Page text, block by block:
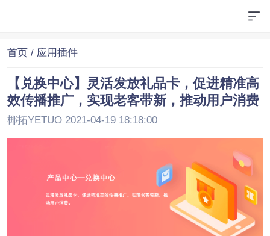
首页 / 应用插件
【兑换中心】灵活发放礼品卡，促进精准高
效传播推广，实现老客带新，推动用户消费
椰拓YETUO 2021-04-19 18:18:00